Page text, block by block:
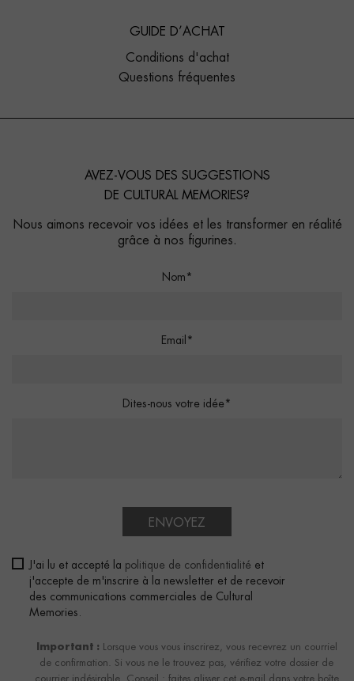
GUIDE D’ACHAT
Conditions d'achat
Questions fréquentes
AVEZ-VOUS DES SUGGESTIONS
DE CULTURAL MEMORIES?
Nous aimons recevoir vos idées et les transformer en réalité
grâce à nos figurines.
Nom*
Email*
Dites-nous votre idée*
ENVOYEZ
J'ai lu et accepté la politique de confidentialité et
j'accepte de m'inscrire à la newsletter et de recevoir
des communications commerciales de Cultural
Memories.
Important : Lorsque vous vous inscrirez, vous recevrez un courriel
de confirmation. Si vous ne le trouvez pas, vérifiez votre dossier de
courrier indésirable. Conseil : faites glisser cet e-mail dans votre boîte